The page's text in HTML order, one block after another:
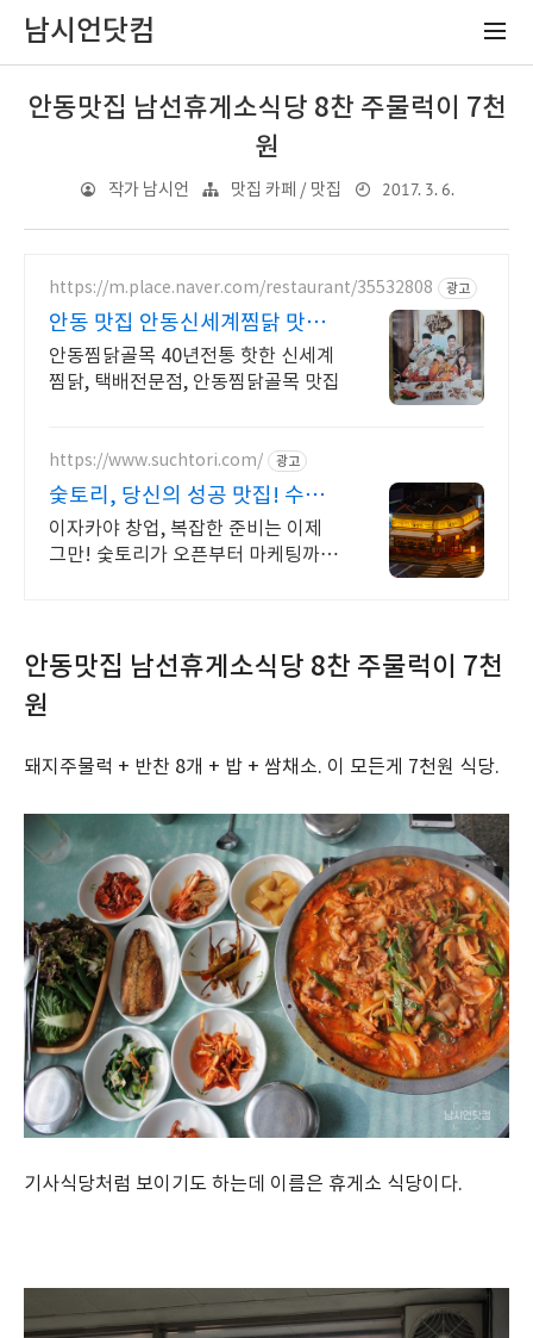
남시언닷컴
안동맛집 남선휴게소식당 8찬 주물럭이 7천
원
작가 남시언 맛집 카페 / 맛집 2017. 3. 6.
https://m.place.naver.com/restaurant/35532808 광고
안동 맛집 안동신세계찜닭 맛있
는녀석들 치킨랩소디 방영
안동찜닭골목 40년전통 핫한 신세계
찜닭, 택배전문점, 안동찜닭골목 맛집
https://www.suchtori.com/ 광고
숯토리, 당신의 성공 맛집! 수익
율UP!
이자카야 창업, 복잡한 준비는 이제
그만! 숯토리가 오픈부터 마케팅까지
안동맛집 남선휴게소식당 8찬 주물럭이 7천
원
돼지주물럭 + 반찬 8개 + 밥 + 쌈채소. 이 모든게 7천원 식당.
기사식당처럼 보이기도 하는데 이름은 휴게소 식당이다.